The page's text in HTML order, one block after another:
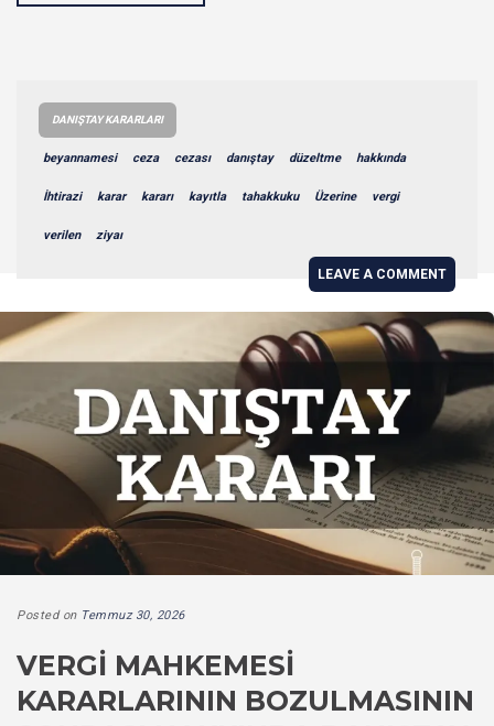
DANIŞTAY KARARLARI
beyannamesi ceza cezası danıştay düzeltme hakkında
İhtirazi karar kararı kayıtla tahakkuku Üzerine vergi
verilen ziyaı
LEAVE A COMMENT
Posted on Temmuz 30, 2026
VERGI MAHKEMESI
KARARLARININ BOZULMASININ